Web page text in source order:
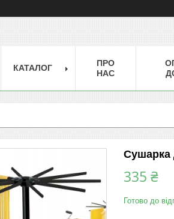
КАТАЛОГ
ПРО
НАС
Сушарка
335 ₴
Готово до